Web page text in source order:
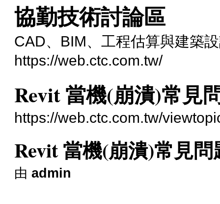
協勤技術討論區
CAD、BIM、工程估算與建築
https://web.ctc.com.tw/
Revit 當機(崩潰)常見
https://web.ctc.com.tw/
Revit 當機(崩潰)常見
由admin